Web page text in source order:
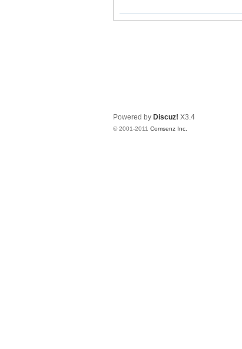
Powered by Discuz! X3.4
© 2001-2011 Comsenz Inc.